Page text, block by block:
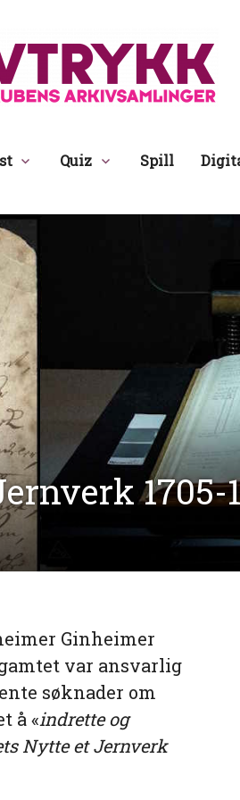
Avtrykk
Quiz Spill
1705-
Ginheimer
var ansvarlig
søknader om
å «indrette og
Nytte et Jernverk